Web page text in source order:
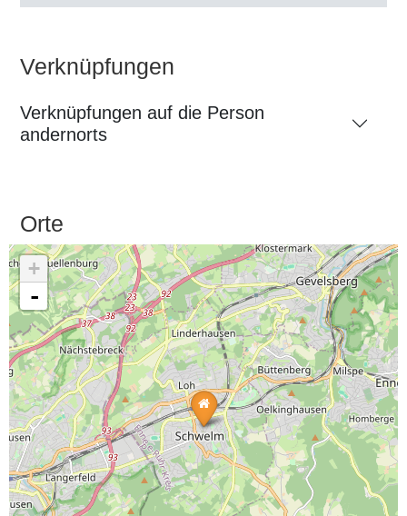
Verknüpfungen
Verknüpfungen auf die Person
andernorts
Orte
+
-